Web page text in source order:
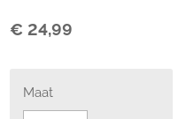
€ 24,99
Maat